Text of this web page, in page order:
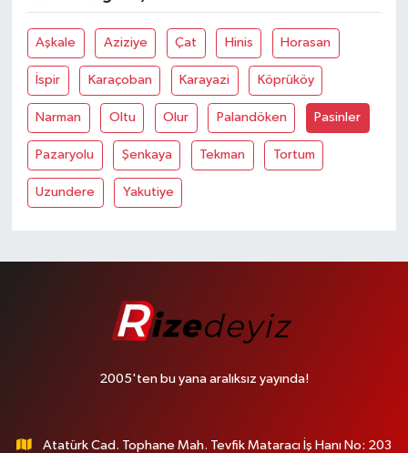
Aşkale Aziziye Çat Hinis Horasan
İspir Karaçoban Karayazi Köprüköy
Narman Oltu Olur Palandöken Pasinler
Pazaryolu Şenkaya Tekman Tortum
Uzundere Yakutiye
2005'ten bu yana aralıksız yayında!
Atatürk Cad. Tophane Mah. Tevfik Mataracı İş Hanı No: 203